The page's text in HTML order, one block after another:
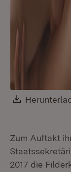
Download:
Zum Auftakt
2017 die